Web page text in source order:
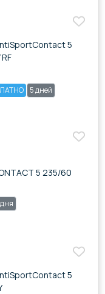
5
5 дней
5 235/60
5